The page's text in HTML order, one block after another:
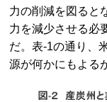
力の削減を図ると
力を減少させる必
だ。表-1の通り、
源が何かにもよる